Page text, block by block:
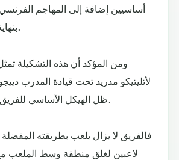
أساسيين إضافة إلى المهاجم
بنهاية الموسم الماضي.
ومن المؤكد أن هذه التشكيلة
لأتليتيكو مدريد تحت قيادة المدرب
ظل الهيكل الأساسي للفريق كما هو دون تغيير.
لاعبين لغلق منطقة وسط الملعب